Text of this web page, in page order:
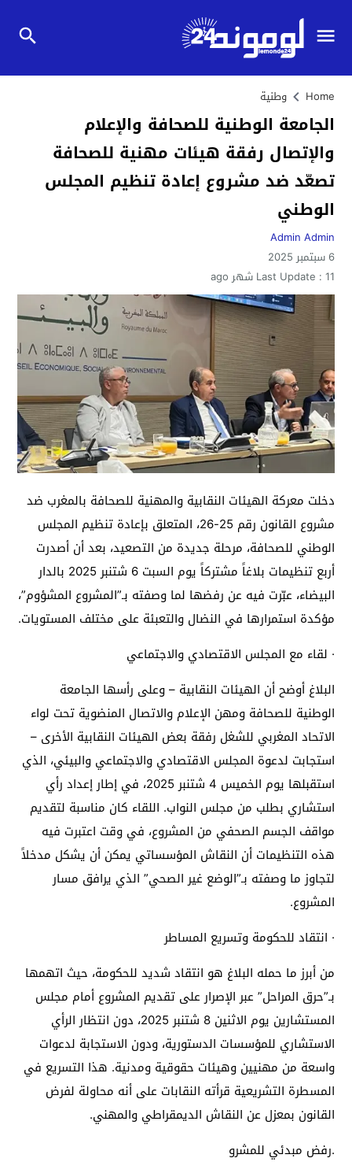
Home وطنية
الجامعة الوطنية للصحافة والإعلام
والإتصال رفقة هيئات مهنية للصحافة
تصعّد ضد مشروع إعادة تنظيم المجلس
الوطني
Admin Admin
6 سبتمبر 2025
Last Update : 11 شهر ago
دخلت معركة الهيئات النقابية والمهنية للصحافة بالمغرب ضد
مشروع القانون رقم 25-26، المتعلق بإعادة تنظيم المجلس
الوطني للصحافة، مرحلة جديدة من التصعيد، بعد أن أصدرت
أربع تنظيمات بلاغاً مشتركاً يوم السبت 6 شتنبر 2025 بالدار
البيضاء، عبّرت فيه عن رفضها لما وصفته بـ”المشروع المشؤوم”،
مؤكدة استمرارها في النضال والتعبئة على مختلف المستويات.
· لقاء مع المجلس الاقتصادي والاجتماعي
البلاغ أوضح أن الهيئات النقابية – وعلى رأسها الجامعة
الوطنية للصحافة ومهن الإعلام والاتصال المنضوية تحت لواء
الاتحاد المغربي للشغل رفقة بعض الهيئات النقابية الأخرى –
استجابت لدعوة المجلس الاقتصادي والاجتماعي والبيئي، الذي
استقبلها يوم الخميس 4 شتنبر 2025، في إطار إعداد رأي
استشاري بطلب من مجلس النواب. اللقاء كان مناسبة لتقديم
مواقف الجسم الصحفي من المشروع، في وقت اعتبرت فيه
هذه التنظيمات أن النقاش المؤسساتي يمكن أن يشكل مدخلاً
لتجاوز ما وصفته بـ”الوضع غير الصحي” الذي يرافق مسار
المشروع.
· انتقاد للحكومة وتسريع المساطر
من أبرز ما حمله البلاغ هو انتقاد شديد للحكومة، حيث اتهمها
بـ”حرق المراحل” عبر الإصرار على تقديم المشروع أمام مجلس
المستشارين يوم الاثنين 8 شتنبر 2025، دون انتظار الرأي
الاستشاري للمؤسسات الدستورية، ودون الاستجابة لدعوات
واسعة من مهنيين وهيئات حقوقية ومدنية. هذا التسريع في
المسطرة التشريعية قرأته النقابات على أنه محاولة لفرض
القانون بمعزل عن النقاش الديمقراطي والمهني.
.رفض مبدئي للمشرو